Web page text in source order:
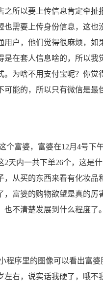
之所以要上传信息肯定牵扯
也需要上传身份信息，这也
用户，他们觉得很麻烦，如
是在套人信息啥的，所以我
。为啥不用支付宝呢？你觉
可能的，所以只有微信是最
富婆，富婆在12月4号下
2天内一共下单26个，这是
，从买的东西来看有化妆品
，富婆的购物欲望是真的厉
也不清楚发展到什么程度了。
序里的图像可以看出富婆
左右，说实话我硬了，哦不